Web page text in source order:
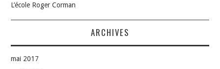
L’école Roger Corman
ARCHIVES
mai 2017